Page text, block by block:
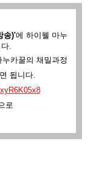
송)'에 하이웰 마누
.
카꿀의 채밀과정
됩니다.
로